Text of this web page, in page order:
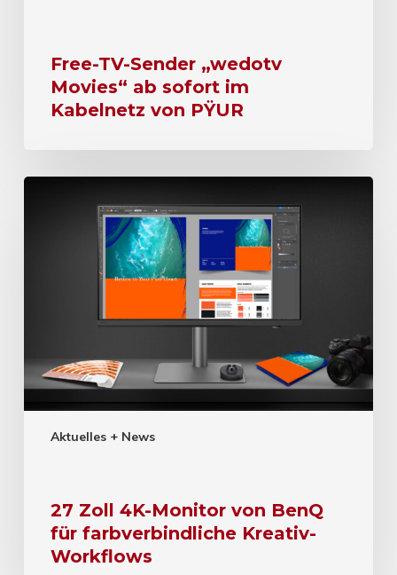
Free-TV-Sender „wedotv
Movies“ ab sofort im
Kabelnetz von PŸUR
Aktuelles + News
27 Zoll 4K-Monitor von BenQ
für farbverbindliche Kreativ-
Workflows